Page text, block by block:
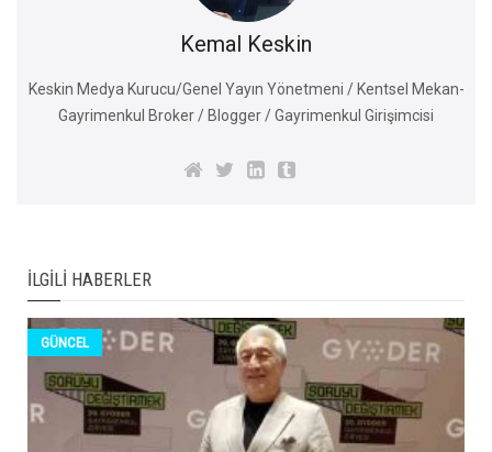
Kemal Keskin
Keskin Medya Kurucu/Genel Yayın Yönetmeni / Kentsel Mekan-
Gayrimenkul Broker / Blogger / Gayrimenkul Girişimcisi
İLGILI HABERLER
GÜNCEL